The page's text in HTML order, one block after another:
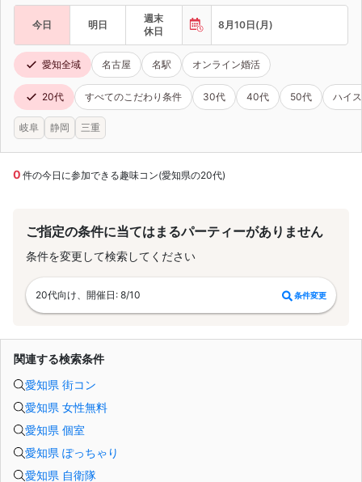
今日 明日
週末
休日
8月10日(月)
愛知全域 名古屋 名駅 オンライン婚活
20代 すべてのこだわり条件 30代 40代 50代 ハイ
岐阜 静岡 三重
0 件の今日に参加できる趣味コン(愛知県の20代)
ご指定の条件に当てはまるパーティーがありません
条件を変更して検索してください
20代向け、開催日: 8/10 条件変更
関連する検索条件
愛知県 街コン
愛知県 女性無料
愛知県 個室
愛知県 ぽっちゃり
愛知県 自衛隊